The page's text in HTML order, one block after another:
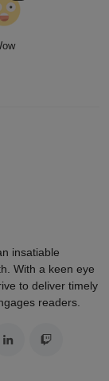
insatiable
With a keen eye
to deliver timely
readers.